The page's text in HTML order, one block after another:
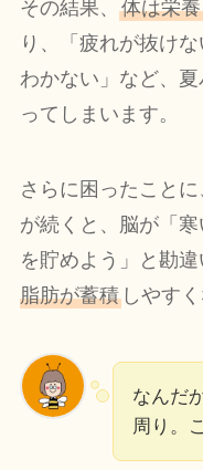
その結果、 体は栄
り、「疲れが抜け
わかない」など、
ってしまいます。
さらに困ったこと
が続くと、脳が「
を貯めよう」と勘違
脂肪が蓄積しやすく
なんだ
周り。